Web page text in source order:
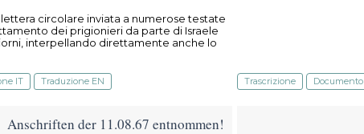
circolare inviata a numerose testate
dei prigionieri da parte di Israele
interpellando direttamente anche lo
IT Traduzione EN
Anschriften der 11.08.67 entnommen!
Trascrizione Documento